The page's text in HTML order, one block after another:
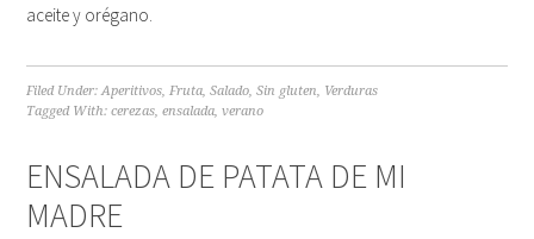
aceite y orégano.
Filed Under:Aperitivos,Fruta,Salado,Sin gluten, Verduras
Tagged With:cerezas,ensalada,verano
ENSALADA DE PATATA DE MI
MADRE